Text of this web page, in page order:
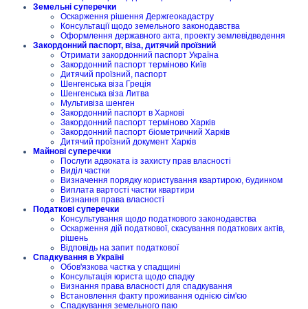
Земельні суперечки
Оскарження рішення Держгеокадастру
Консультації щодо земельного законодавства
Оформлення державного акта, проекту землевідведення
Закордонний паспорт, віза, дитячий проїзний
Отримати закордонний паспорт Україна
Закордонний паспорт терміново Київ
Дитячий проїзний, паспорт
Шенгенська віза Греція
Шенгенська віза Литва
Мультивіза шенген
Закордонний паспорт в Харкові
Закордонний паспорт терміново Харків
Закордонний паспорт біометричний Харків
Дитячий проїзний документ Харків
Майнові суперечки
Послуги адвоката із захисту прав власності
Виділ частки
Визначення порядку користування квартирою, будинком
Виплата вартості частки квартири
Визнання права власності
Податкові суперечки
Консультування щодо податкового законодавства
Оскарження дій податкової, скасування податкових актів,
рішень
Відповідь на запит податкової
Спадкування в Україні
Обов'язкова частка у спадщині
Консультація юриста щодо спадку
Визнання права власності для спадкування
Встановлення факту проживання однією сім'єю
Спадкування земельного паю